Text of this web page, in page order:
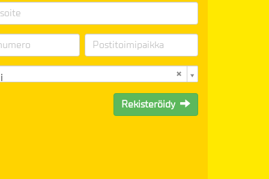
Rekisteröidy